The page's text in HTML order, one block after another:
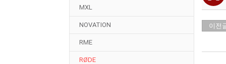
MXL
NOVATION
RME
RØDE
이전